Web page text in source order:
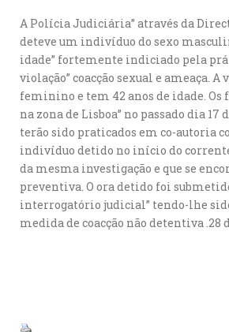
A Polícia Judiciária” através da
deteve um indivíduo do sexo
idade” fortemente indiciado pela
violação” coacção sexual e ameaça.
feminino e tem 42 anos de idade. Os
na zona de Lisboa” no passado dia 17
terão sido praticados em co-autoria
indivíduo detido no início do
da mesma investigação e que se
preventiva. O ora detido foi
interrogatório judicial” tendo-lhe
medida de coacção não detentiva .28